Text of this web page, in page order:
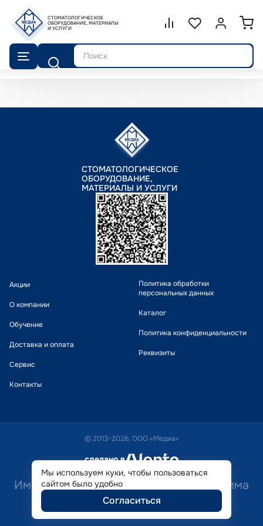
СТОМАТОЛОГИЧЕСКОЕ
ОБОРУДОВАНИЕ, МАТЕРИАЛЫ
И УСЛУГИ
Сравнение.
СписокВойти или
Поиск
СТОМАТОЛОГИЧЕСКОЕ
ОБОРУДОВАНИЕ,
МАТЕРИАЛЫ И УСЛУГИ
Акции
О компании
Обучение
Доставка и оплата
Сервис
Контакты
Политика обработки
персональных данных
Каталог
Политика конфиденциальности
Реквизиты
© 2013-2026, ООО «Медиа»
сделано в alente
Имеются противопоказания. Необходима
консультация специалиста.
Мы используем куки, чтобы пользоваться
сайтом было удобно
Согласиться